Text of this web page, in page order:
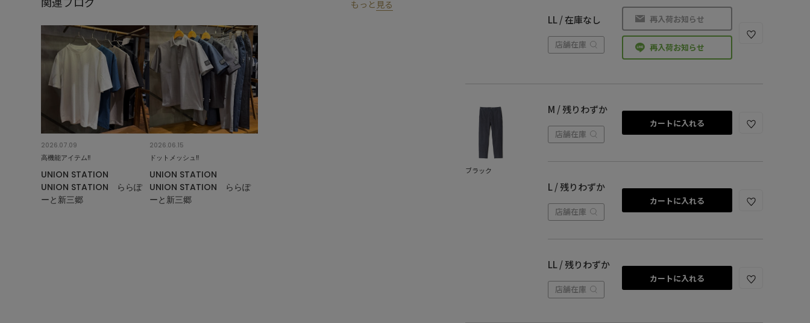
もっと 見る
2026.07.09
高機能アイテム‼︎
UNION STATION
UNION STATION ららぽ
ーと新三郷
2026.06.15
ドットメッシュ‼︎
UNION STATION
UNION STATION ららぽ
ーと新三郷
LL / 在庫なし
店舗在庫
再入荷お知らせ
再入荷お知らせ
ブラック
M / 残りわずか
店舗在庫
カートに入れる
L / 残りわずか
店舗在庫
カートに入れる
LL / 残りわずか
店舗在庫
カートに入れる